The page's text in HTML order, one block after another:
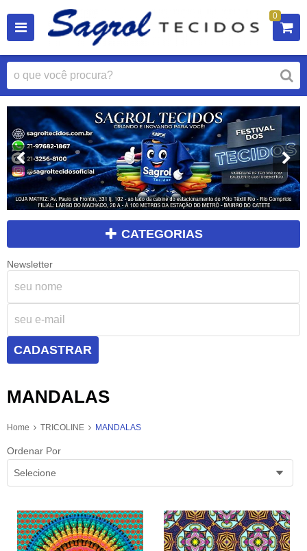
0
CATEGORIAS
Newsletter
CADASTRAR
MANDALAS
Home TRICOLINE MANDALAS
Ordenar Por
Selecione